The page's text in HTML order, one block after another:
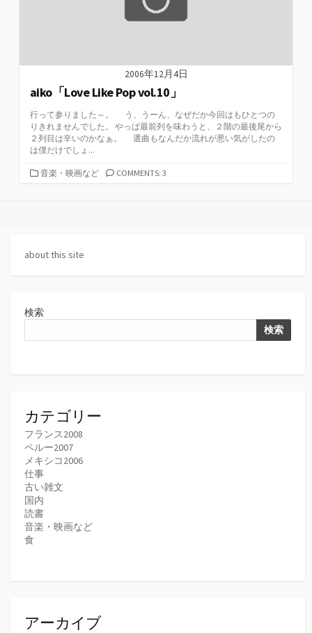
2006年12月4日
aiko「Love Like Pop vol.10」
行って参りました～。 う、うーん、なぜだか今回はもひとつの
りきれませんでした。 やっぱ最前列を味わうと、２階の最後尾から
２列目は辛いのかなぁ。 選曲もなんだか流れが悪い気がしたの
は僕だけでしょ...
カ音楽・映画など COMMENTS: 3
about this site
検索
検索
カテゴリー
フランス2008
ペルー2007
メキシコ2006
仕事
古い雑文
国内
読書
音楽・映画など
食
アーカイブ